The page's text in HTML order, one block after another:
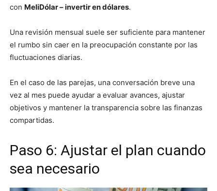
con MeliDólar – invertir en dólares.
Una revisión mensual suele ser suficiente para mantener
el rumbo sin caer en la preocupación constante por las
fluctuaciones diarias.
En el caso de las parejas, una conversación breve una
vez al mes puede ayudar a evaluar avances, ajustar
objetivos y mantener la transparencia sobre las finanzas
compartidas.
Paso 6: Ajustar el plan cuando
sea necesario